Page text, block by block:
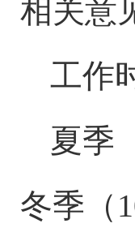
相关意
工作
夏季
冬季（